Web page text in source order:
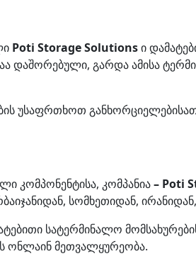
Poti Storage Solutionsი
დაშორებული, გარდა ამისა
უსაფრთხოთ
კომპონენტისა, კომპანია– Poti
სომხეთიდან,
სატერმინალო
ონლაინ მეთვალყურეობა.